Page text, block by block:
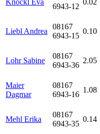
Knöckl Eva
6943-12
0.02
Liebl Andrea
08167
6943-15
0.10
Lohr Sabine
08167
6943-36
2.05
Maier
Dagmar
08167
6943-16
1.08
Mehl Erika
08167
6943-35
0.14